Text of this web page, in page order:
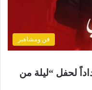
فن ومشاهير
لحفل “ليلة من